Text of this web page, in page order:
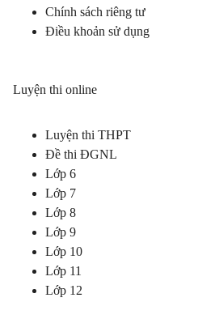
Chính sách riêng tư
Điều khoản sử dụng
Luyện thi online
Luyện thi THPT
Đề thi ĐGNL
Lớp 6
Lớp 7
Lớp 8
Lớp 9
Lớp 10
Lớp 11
Lớp 12